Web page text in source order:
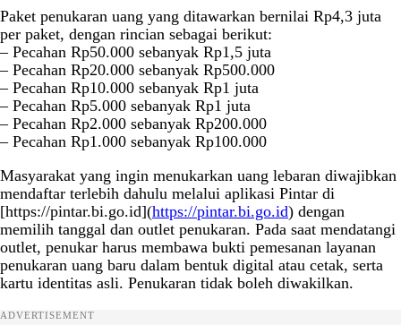
Paket penukaran uang yang ditawarkan bernilai Rp4,3 juta
per paket, dengan rincian sebagai berikut:
– Pecahan Rp50.000 sebanyak Rp1,5 juta
– Pecahan Rp20.000 sebanyak Rp500.000
– Pecahan Rp10.000 sebanyak Rp1 juta
– Pecahan Rp5.000 sebanyak Rp1 juta
– Pecahan Rp2.000 sebanyak Rp200.000
– Pecahan Rp1.000 sebanyak Rp100.000
Masyarakat yang ingin menukarkan uang lebaran diwajibkan
mendaftar terlebih dahulu melalui aplikasi Pintar di
[https://pintar.bi.go.id](https://pintar.bi.go.id) dengan
memilih tanggal dan outlet penukaran. Pada saat mendatangi
outlet, penukar harus membawa bukti pemesanan layanan
penukaran uang baru dalam bentuk digital atau cetak, serta
kartu identitas asli. Penukaran tidak boleh diwakilkan.
ADVERTISEMENT